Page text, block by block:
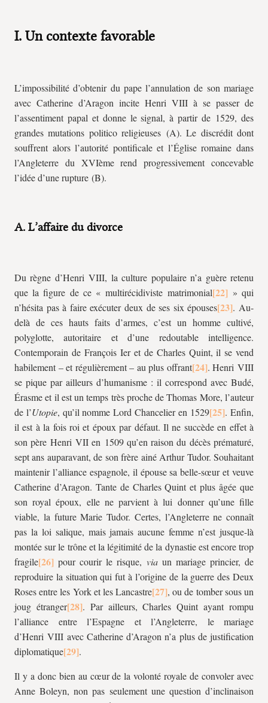
I. Un contexte favorable
L’impossibilité d’obtenir du pape l’annulation de son mariage
avec Catherine d’Aragon incite Henri VIII à se passer de
l’assentiment papal et donne le signal, à partir de 1529, des
grandes mutations politico religieuses (A). Le discrédit dont
souffrent alors l’autorité pontificale et l’Église romaine dans
l’Angleterre du XVIème rend progressivement concevable
l’idée d’une rupture (B).
A. L’affaire du divorce
Du règne d’Henri VIII, la culture populaire n’a guère retenu
que la figure de ce « multirécidiviste matrimonial
» qui
n’hésita pas à faire exécuter deux de ses six épouses
. Au-
delà de ces hauts faits d’armes, c’est un homme cultivé,
polyglotte, autoritaire et d’une redoutable intelligence.
Contemporain de François Ier et de Charles Quint, il se vend
habilement – et régulièrement – au plus offrant
. Henri VIII
se pique par ailleurs d’humanisme : il correspond avec Budé,
Érasme et il est un temps très proche de Thomas More, l’auteur
de l’Utopie, qu’il nomme Lord Chancelier en 1529
. Enfin,
il est à la fois roi et époux par défaut. Il ne succède en effet à
son père Henri VII en 1509 qu’en raison du décès prématuré,
sept ans auparavant, de son frère ainé Arthur Tudor. Souhaitant
maintenir l’alliance espagnole, il épouse sa belle-sœur et veuve
Catherine d’Aragon. Tante de Charles Quint et plus âgée que
son royal époux, elle ne parvient à lui donner qu’une fille
viable, la future Marie Tudor. Certes, l’Angleterre ne connaît
pas la loi salique, mais jamais aucune femme n’est jusque-là
montée sur le trône et la légitimité de la dynastie est encore trop
fragile
pour courir le risque, viaun mariage princier, de
reproduire la situation qui fut à l’origine de la guerre des Deux
Roses entre les York et les Lancastre
, ou de tomber sous un
joug étranger
. Par ailleurs, Charles Quint ayant rompu
l’alliance entre l’Espagne et l’Angleterre, le mariage
d’Henri VIII avec Catherine d’Aragon n’a plus de justification
diplomatique
.
Il y a donc bien au cœur de la volonté royale de convoler avec
Anne Boleyn, non pas seulement une question d’inclinaison